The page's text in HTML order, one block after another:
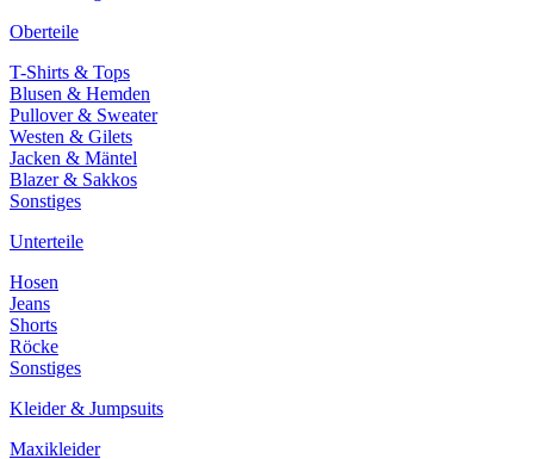
Oberteile
T-Shirts & Tops
Blusen & Hemden
Pullover & Sweater
Westen & Gilets
Jacken & Mäntel
Blazer & Sakkos
Sonstiges
Unterteile
Hosen
Jeans
Shorts
Röcke
Sonstiges
Kleider & Jumpsuits
Maxikleider